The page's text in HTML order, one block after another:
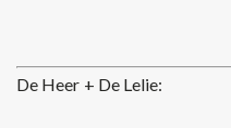
De Heer + De Lelie: